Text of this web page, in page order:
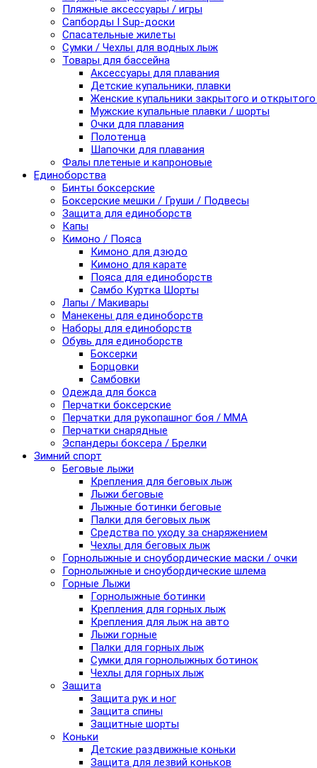
Пляжные аксессуары / игры
Сапборды I Sup-доски
Спасательные жилеты
Сумки / Чехлы для водных лыж
Товары для бассейна
Аксессуары для плавания
Детские купальники, плавки
Женские купальники закрытого и
Мужские купальные плавки / шорты
Очки для плавания
Полотенца
Шапочки для плавания
Фалы плетеные и капроновые
Единоборства
Бинты боксерские
Боксерские мешки / Груши / Подвесы
Защита для единоборств
Капы
Кимоно / Пояса
Кимоно для дзюдо
Кимоно для карате
Пояса для единоборств
Самбо Куртка Шорты
Лапы / Макивары
Манекены для единоборств
Наборы для единоборств
Обувь для единоборств
Боксерки
Борцовки
Самбовки
Одежда для бокса
Перчатки боксерские
Перчатки для рукопашног боя / ММА
Перчатки снарядные
Эспандеры боксера / Брелки
Зимний спорт
Беговые лыжи
Крепления для беговых лыж
Лыжи беговые
Лыжные ботинки беговые
Палки для беговых лыж
Средства по уходу за снаряжением
Чехлы для беговых лыж
Горнолыжные и сноубордические маски / очки
Горнолыжные и сноубордические шлема
Горные Лыжи
Горнолыжные ботинки
Крепления для горных лыж
Крепления для лыж на авто
Лыжи горные
Палки для горных лыж
Сумки для горнолыжных ботинок
Чехлы для горных лыж
Защита
Защита рук и ног
Защита спины
Защитные шорты
Коньки
Детские раздвижные коньки
Защита для лезвий коньков